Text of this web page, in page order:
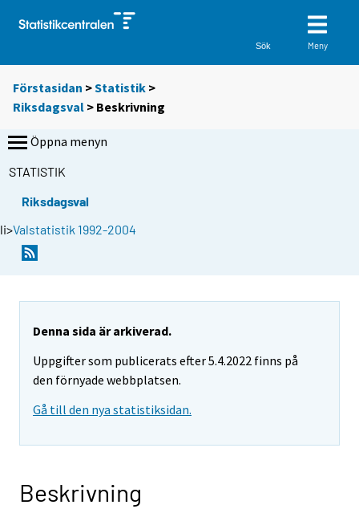
Sök Meny
Förstasidan >Statistik >
Riksdagsval > Beskrivning
Öppna menyn
STATISTIK
Riksdagsval
li>Valstatistik 1992-2004
Denna sida är arkiverad.
Uppgifter som publicerats efter 5.4.2022 finns på
den förnyade webbplatsen.
Gå till den nya statistiksidan.
Beskrivning